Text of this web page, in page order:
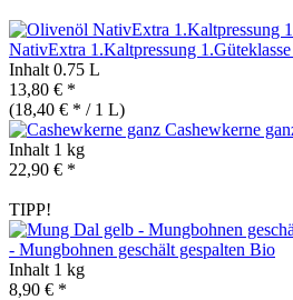
NativExtra 1.Kaltpressung 1.Güteklasse
Inhalt 0.75 L
13,80 € *
(18,40 € * / 1 L)
Cashewkerne
Inhalt 1 kg
22,90 € *
TIPP!
- Mungbohnen geschält gespalten Bio
Inhalt 1 kg
8,90 € *